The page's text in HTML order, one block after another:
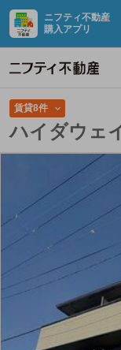
ニフティ不動産
購入アプリ
賃貸8件
ハイダウェ